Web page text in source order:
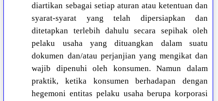
diartikan sebagai setiap aturan atau ketentuan dan
syarat-syarat yang telah dipersiapkan dan
ditetapkan terlebih dahulu secara sepihak oleh
pelaku usaha yang dituangkan dalam suatu
dokumen dan/atau perjanjian yang mengikat dan
wajib dipenuhi oleh konsumen. Namun dalam
praktik, ketika konsumen berhadapan dengan
hegemoni entitas pelaku usaha berupa korporasi